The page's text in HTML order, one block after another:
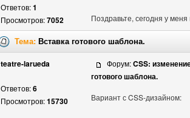
Ответов:1
Просмотров:7052 Поздравьте, сегодня у
Тема: Вставка готового шаблона.
teatre-larueda
Ответов:6
Просмотров:15730
Форум:CSS:
готового шаблона.
Вариант с CSS-дизайном: